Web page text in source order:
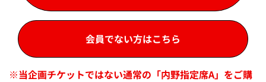
会員でない方はこちら
※当企画チケットではない通常の「内野指定席A」をご購